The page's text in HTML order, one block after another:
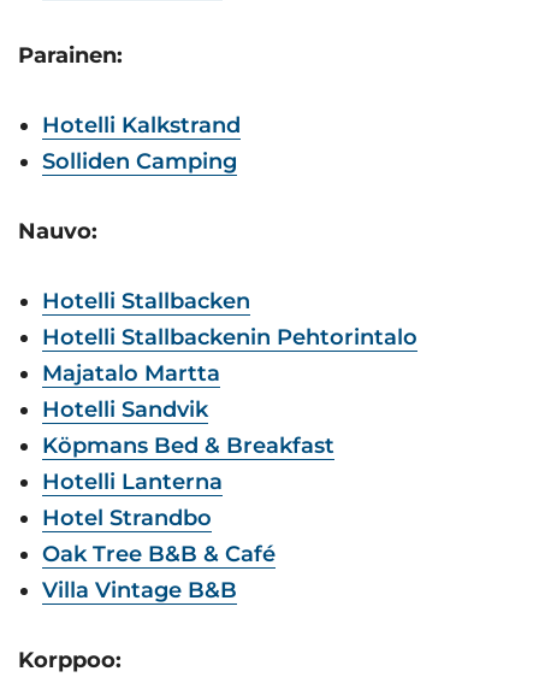
Parainen:
Hotelli Kalkstrand
Solliden Camping
Nauvo:
Hotelli Stallbacken
Hotelli Stallbackenin Pehtorintalo
Majatalo Martta
Hotelli Sandvik
Köpmans Bed & Breakfast
Hotelli Lanterna
Hotel Strandbo
Oak Tree B&B & Café
Villa Vintage B&B
Korppoo: